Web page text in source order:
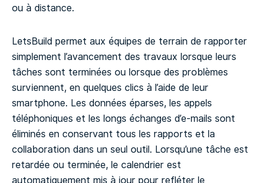
ou à distance.
LetsBuild permet aux équipes de terrain de rapporter
simplement l’avancement des travaux lorsque leurs
tâches sont terminées ou lorsque des problèmes
surviennent, en quelques clics à l’aide de leur
smartphone. Les données éparses, les appels
téléphoniques et les longs échanges d’e-mails sont
éliminés en conservant tous les rapports et la
collaboration dans un seul outil. Lorsqu’une tâche est
retardée ou terminée, le calendrier est